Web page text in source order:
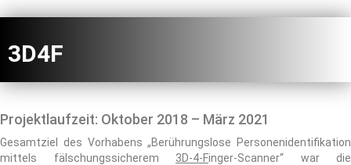
3D4F
Projektlaufzeit: Oktober 2018 – März 2021
Gesamtziel des Vorhabens „Berührungslose Personenidentifikation
mittels fälschungssicherem 3D-4-Finger-Scanner“ war die